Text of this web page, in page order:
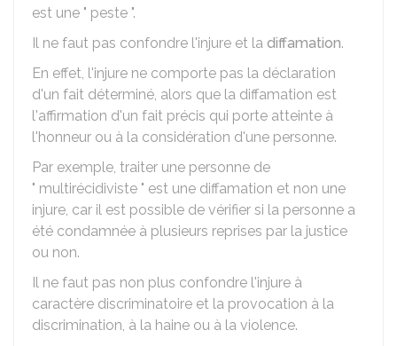
est une " peste ".
Il ne faut pas confondre l'injure et la diffamation.
En effet, l'injure ne comporte pas la déclaration
d'un fait déterminé, alors que la diffamation est
l'affirmation d'un fait précis qui porte atteinte à
l'honneur ou à la considération d'une personne.
Par exemple, traiter une personne de
" multirécidiviste " est une diffamation et non une
injure, car il est possible de vérifier si la personne a
été condamnée à plusieurs reprises par la justice
ou non.
Il ne faut pas non plus confondre l'injure à
caractère discriminatoire et la provocation à la
discrimination, à la haine ou à la violence.